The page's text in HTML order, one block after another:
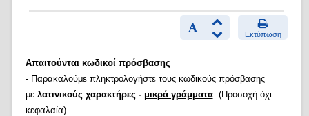
Εκτύπωση
Απαιτούνται κωδικοί πρόσβασης
- Παρακαλούμε πληκτρολογήστε τους κωδικούς πρόσβασης
με λατινικούς χαρακτήρες - μικρά γράμματα(Προσοχή όχι
κεφαλαία).